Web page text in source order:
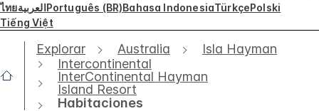
ไทยالعربيةPortuguês (BR)Bahasa IndonesiaTürkçePolski
Tiếng Việt
Explorar Australia
Isla Hayman
Intercontinental
InterContinental Hayman
Island Resort
Habitaciones